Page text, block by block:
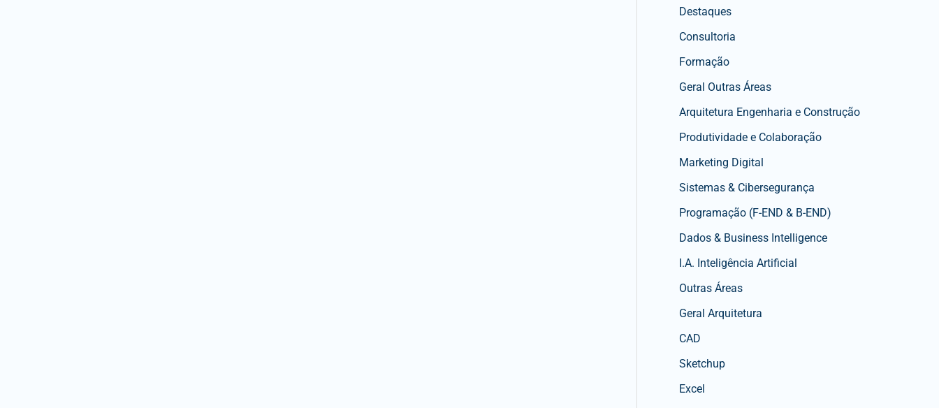
Destaques
Consultoria
Formação
Geral Outras Áreas
Arquitetura Engenharia e Construção
Produtividade e Colaboração
Marketing Digital
Sistemas & Cibersegurança
Programação (F-END & B-END)
Dados & Business Intelligence
I.A. Inteligência Artificial
Outras Áreas
Geral Arquitetura
CAD
Sketchup
Excel